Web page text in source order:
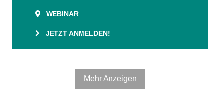
WEBINAR
JETZT ANMELDEN!
Mehr Anzeigen